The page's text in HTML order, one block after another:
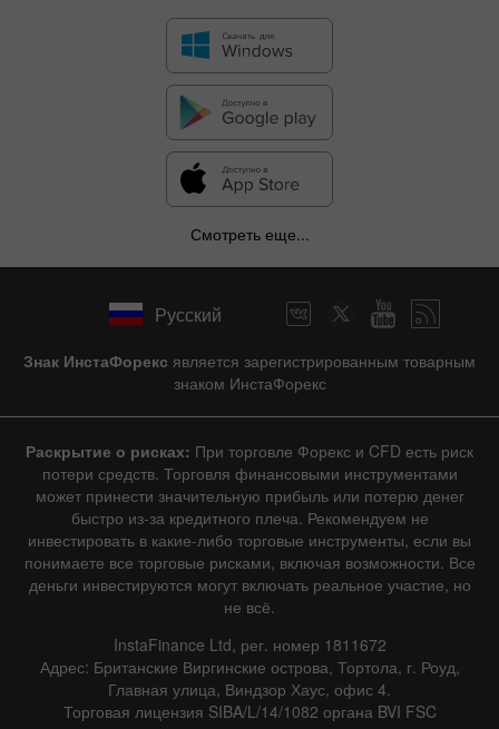
Смотреть еще...
Русский
Знак ИнстаФорекс является зарегистрированным товарным
знаком ИнстаФорекс
Раскрытие о рисках: При торговле Форекс и CFD есть риск
потери средств. Торговля финансовыми инструментами
может принести значительную прибыль или потерю денег
быстро из-за кредитного плеча. Рекомендуем не
инвестировать в какие-либо торговые инструменты, если вы
понимаете все торговые рисками, включая возможности. Все
деньги инвестируются могут включать реальное участие, но
не всё.
InstaFinance Ltd, рег. номер 1811672
Адрес: Британские Виргинские острова, Тортола, г. Роуд,
Главная улица, Виндзор Хаус, офис 4.
Торговая лицензия SIBA/L/14/1082 органа BVI FSC